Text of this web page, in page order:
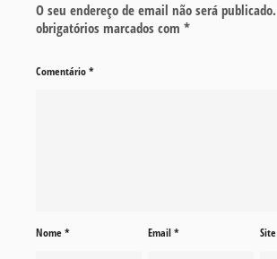
O seu endereço de email não será publicado.
obrigatórios marcados com *
Comentário*
Nome* Email* Site